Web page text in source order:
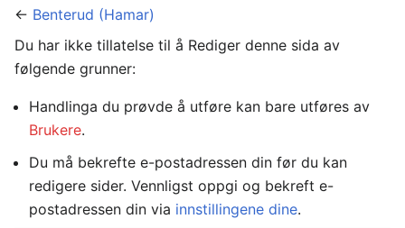
← Benterud (Hamar)
Du har ikke tillatelse til å Rediger denne sida av
følgende grunner:
Handlinga du prøvde å utføre kan bare utføres av
Brukere.
Du må bekrefte e-postadressen din før du kan
redigere sider. Vennligst oppgi og bekreft e-
postadressen din via innstillingene dine.